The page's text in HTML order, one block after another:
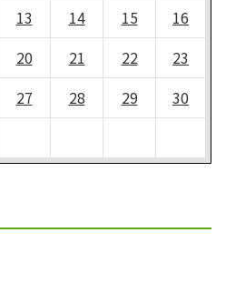
13 14 15
16
20 21 22
23
27 28 29
30